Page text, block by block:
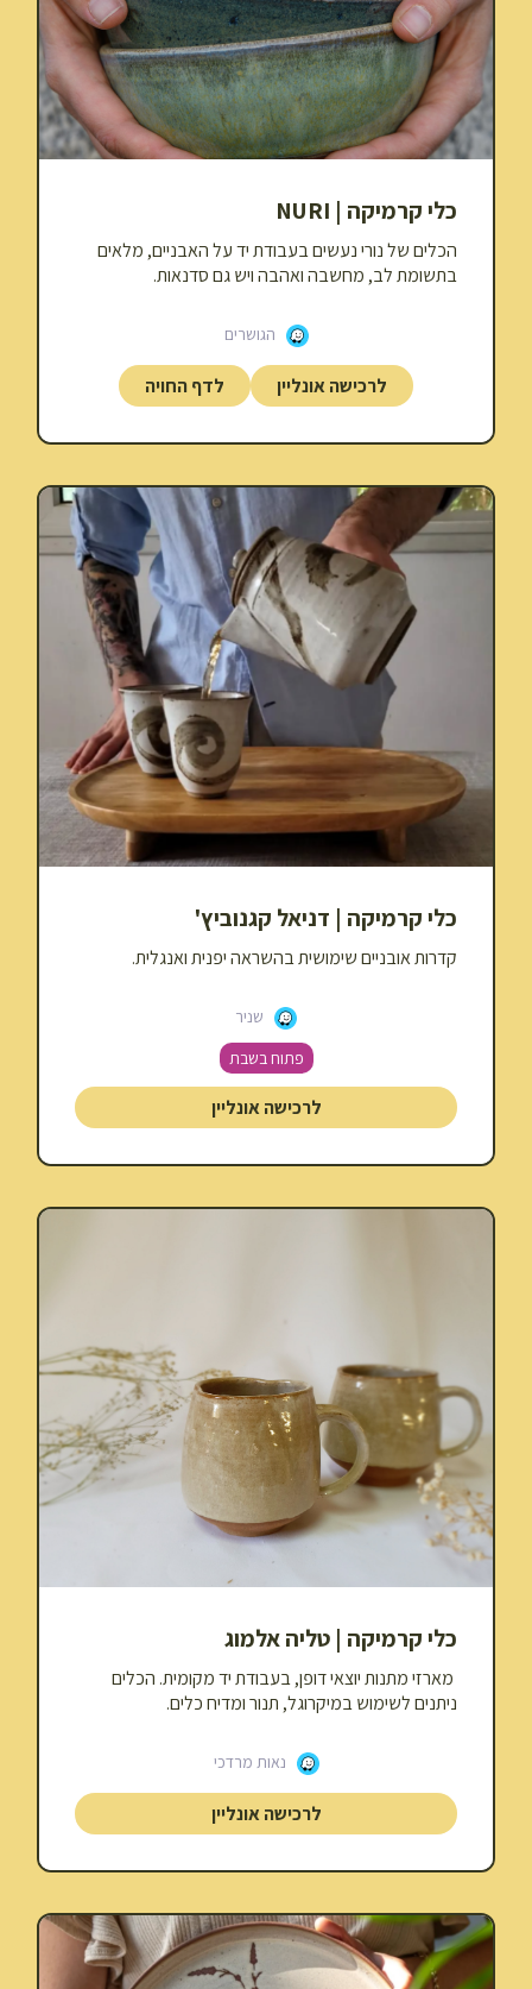
כלי קרמיקה | NURI
הכלים של נורי נעשים בעבודת יד על האבניים, מלאים
בתשומת לב, מחשבה ואהבה ויש גם סדנאות.
הגושרים
לרכישה אונליין לדף החויה
כלי קרמיקה | דניאל קגנוביץ'
קדרות אובניים שימושית בהשראה יפנית ואנגלית.
שניר
פתוח בשבת
לרכישה אונליין
כלי קרמיקה | טליה אלמוג
מארזי מתנות יוצאי דופן, בעבודת יד מקומית. הכלים
ניתנים לשימוש במיקרוגל, תנור ומדיח כלים.
נאות מרדכי
לרכישה אונליין